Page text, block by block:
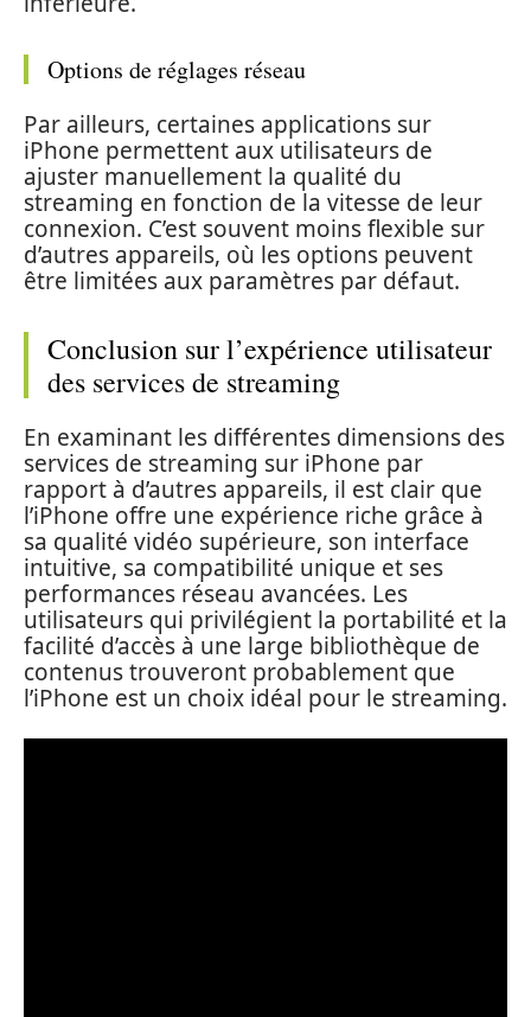
Options de réglages réseau
Par ailleurs, certaines applications sur
iPhone permettent aux utilisateurs de
ajuster manuellement la qualité du
streaming en fonction de la vitesse de leur
connexion. C’est souvent moins flexible sur
d’autres appareils, où les options peuvent
être limitées aux paramètres par défaut.
Conclusion sur l’expérience utilisateur
des services de streaming
En examinant les différentes dimensions des
services de streaming sur iPhone par
rapport à d’autres appareils, il est clair que
l’iPhone offre une expérience riche grâce à
sa qualité vidéo supérieure, son interface
intuitive, sa compatibilité unique et ses
performances réseau avancées. Les
utilisateurs qui privilégient la portabilité et la
facilité d’accès à une large bibliothèque de
contenus trouveront probablement que
l’iPhone est un choix idéal pour le streaming.